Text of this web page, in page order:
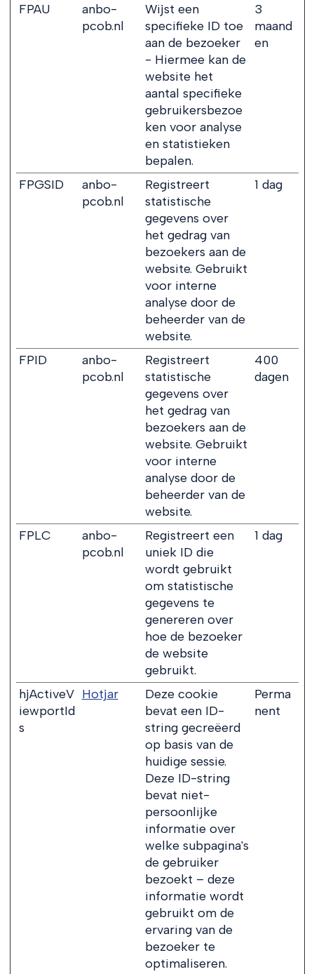
FPAU
anbo-
pcob.nl
Wijst een
specifieke ID toe
aan de bezoeker
- Hiermee kan de
website het
aantal specifieke
gebruikersbezoe
ken voor analyse
en statistieken
bepalen.
3
maand
en
FPGSID
anbo-
pcob.nl
Registreert
statistische
gegevens over
het gedrag van
bezoekers aan de
website. Gebruikt
voor interne
analyse door de
beheerder van de
website.
1 dag
FPID
anbo-
pcob.nl
Registreert
statistische
gegevens over
het gedrag van
bezoekers aan de
website. Gebruikt
voor interne
analyse door de
beheerder van de
website.
400
dagen
FPLC
anbo-
pcob.nl
Registreert een
uniek ID die
wordt gebruikt
om statistische
gegevens te
genereren over
hoe de bezoeker
de website
gebruikt.
1 dag
hjActiveV
iewportId
s
Hotjar
Deze cookie
bevat een ID-
string gecreëerd
op basis van de
huidige sessie.
Deze ID-string
bevat niet-
persoonlijke
informatie over
welke subpagina's
de gebruiker
bezoekt – deze
informatie wordt
gebruikt om de
ervaring van de
bezoeker te
optimaliseren.
Perma
nent